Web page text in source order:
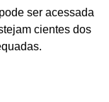
pode ser acessada
cientes dos